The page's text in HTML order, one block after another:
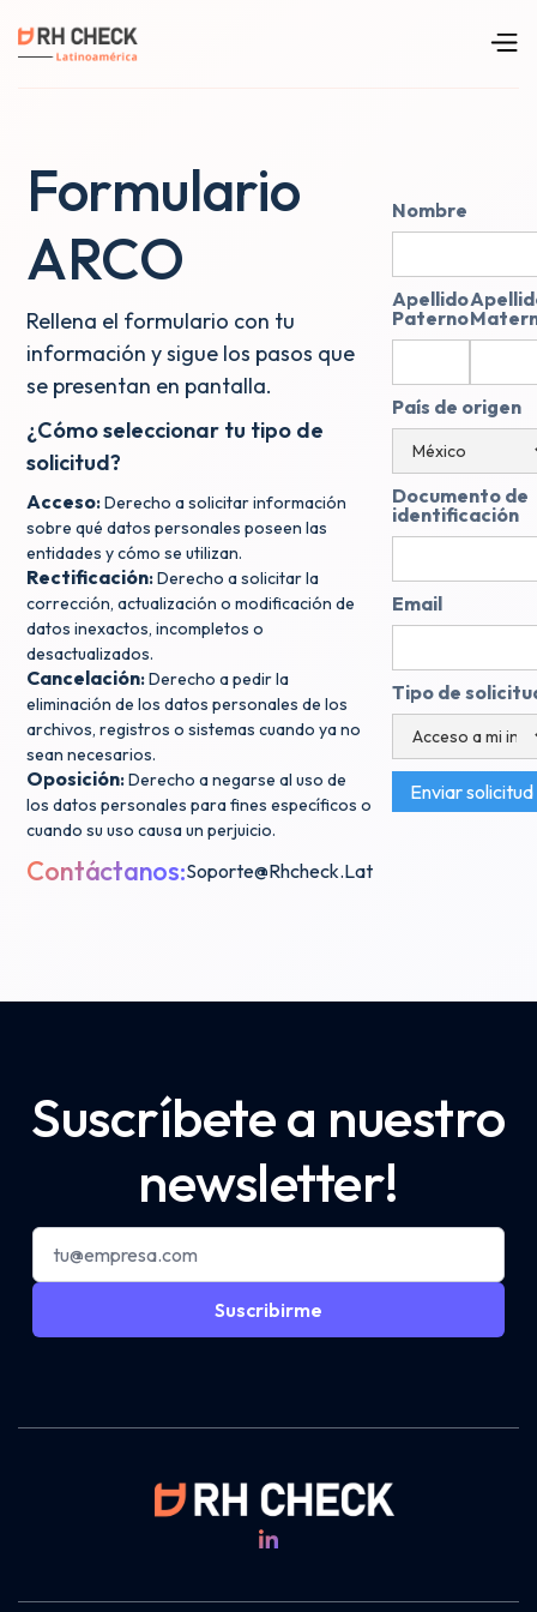
Formulario
ARCO
Rellena el formulario con tu
información y sigue los pasos que
se presentan en pantalla.
¿Cómo seleccionar tu tipo de
solicitud?
Acceso:Derecho a solicitar información
sobre qué datos personales poseen las
entidades y cómo se utilizan.
Rectificación:Derecho a solicitar la
corrección, actualización o modificación de
datos inexactos, incompletos o
desactualizados.
Cancelación:Derecho a pedir la
eliminación de los datos personales de los
archivos, registros o sistemas cuando ya no
sean necesarios.
Oposición:Derecho a negarse al uso de
los datos personales para fines específicos o
cuando su uso causa un perjuicio.
Contáctanos:Soporte@rhcheck.lat
Nombre
Apellido
Paterno
País de origen
Documento de
identificación
Email
Tipo de
Suscríbete a nuestro
newsletter!
